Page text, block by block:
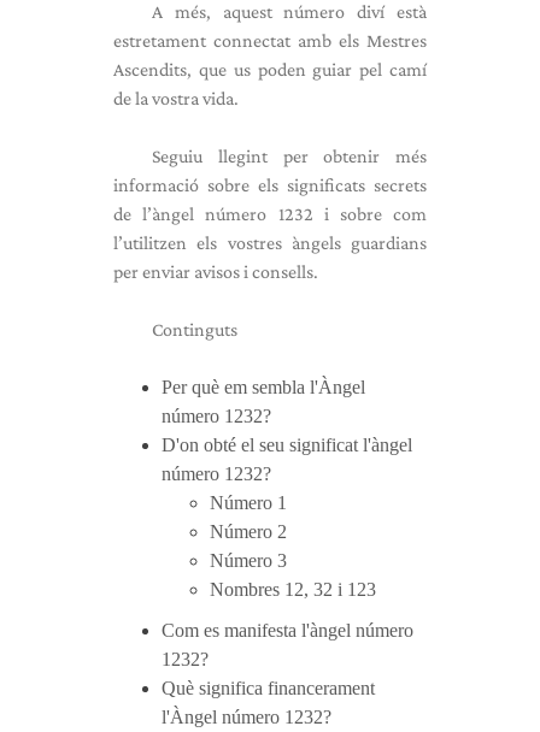
A més, aquest número diví està
estretament connectat amb els Mestres
Ascendits, que us poden guiar pel camí
de la vostra vida.
Seguiu llegint per obtenir més
informació sobre els significats secrets
de l’àngel número 1232 i sobre com
l’utilitzen els vostres àngels guardians
per enviar avisos i consells.
Continguts
Per què em sembla l'Àngel
número 1232?
D'on obté el seu significat l'àngel
número 1232?
Número 1
Número 2
Número 3
Nombres 12, 32 i 123
Com es manifesta l'àngel número
1232?
Què significa financerament
l'Àngel número 1232?